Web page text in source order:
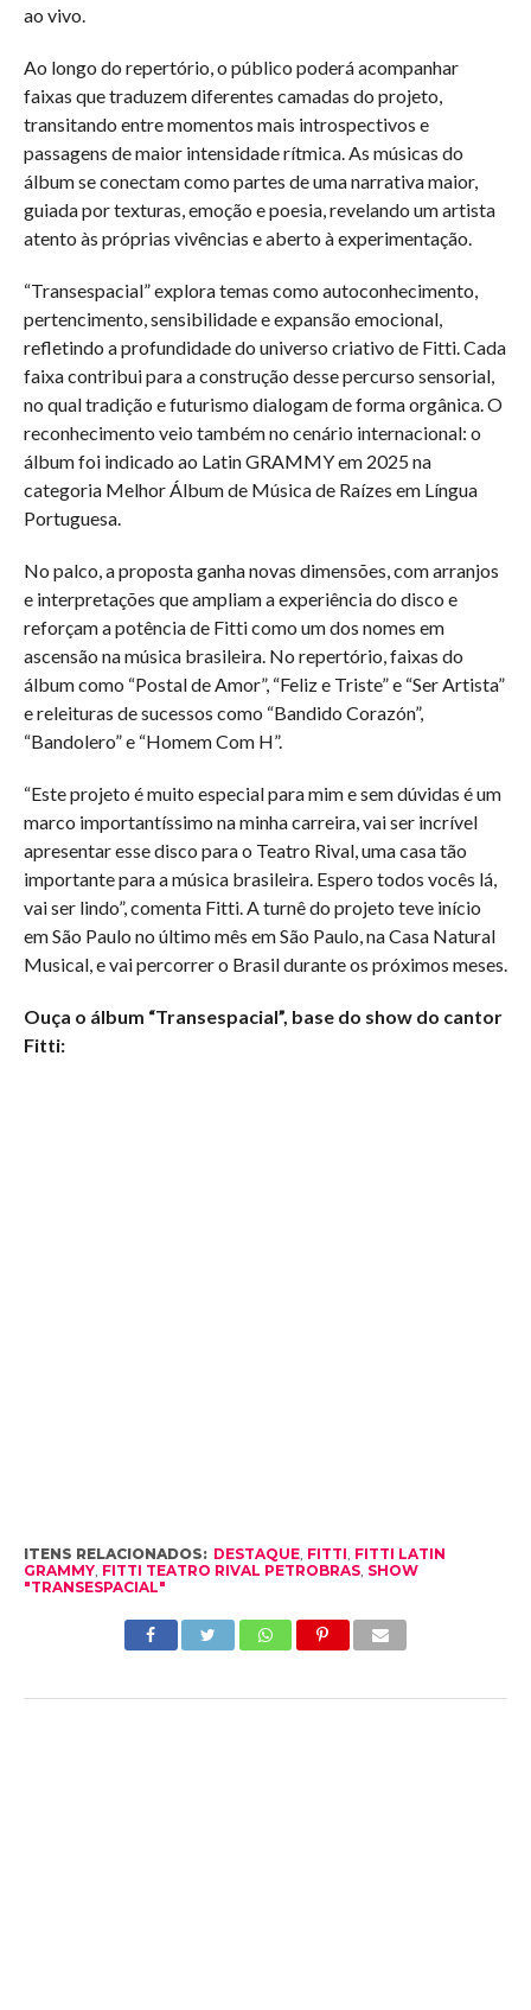
ao vivo.
Ao longo do repertório, o público poderá acompanhar
faixas que traduzem diferentes camadas do projeto,
transitando entre momentos mais introspectivos e
passagens de maior intensidade rítmica. As músicas do
álbum se conectam como partes de uma narrativa maior,
guiada por texturas, emoção e poesia, revelando um artista
atento às próprias vivências e aberto à experimentação.
“Transespacial” explora temas como autoconhecimento,
pertencimento, sensibilidade e expansão emocional,
refletindo a profundidade do universo criativo de Fitti. Cada
faixa contribui para a construção desse percurso sensorial,
no qual tradição e futurismo dialogam de forma orgânica. O
reconhecimento veio também no cenário internacional: o
álbum foi indicado ao Latin GRAMMY em 2025 na
categoria Melhor Álbum de Música de Raízes em Língua
Portuguesa.
No palco, a proposta ganha novas dimensões, com arranjos
e interpretações que ampliam a experiência do disco e
reforçam a potência de Fitti como um dos nomes em
ascensão na música brasileira. No repertório, faixas do
álbum como “Postal de Amor”, “Feliz e Triste” e “Ser Artista”
e releituras de sucessos como “Bandido Corazón”,
“Bandolero” e “Homem Com H”.
“Este projeto é muito especial para mim e sem dúvidas é um
marco importantíssimo na minha carreira, vai ser incrível
apresentar esse disco para o Teatro Rival, uma casa tão
importante para a música brasileira. Espero todos vocês lá,
vai ser lindo”, comenta Fitti. A turnê do projeto teve início
em São Paulo no último mês em São Paulo, na Casa Natural
Musical, e vai percorrer o Brasil durante os próximos meses.
Ouça o álbum “Transespacial”, base do show do cantor
Fitti:
ITENS RELACIONADOS: DESTAQUE, FITTI, FITTI LATIN
GRAMMY, FITTI TEATRO RIVAL PETROBRAS, SHOW
"TRANSESPACIAL"